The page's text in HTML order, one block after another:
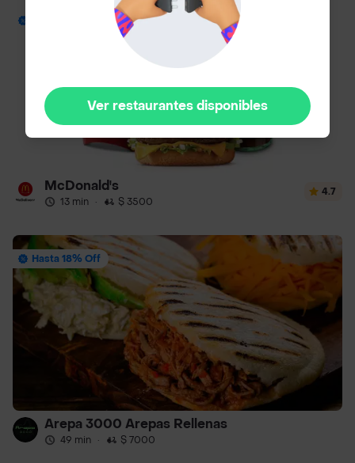
McDonald's
13 min · $ 3500
4.7
Hasta 18% Off
Arepa 3000 Arepas Rellenas
49 min · $ 7000
Ver restaurantes disponibles